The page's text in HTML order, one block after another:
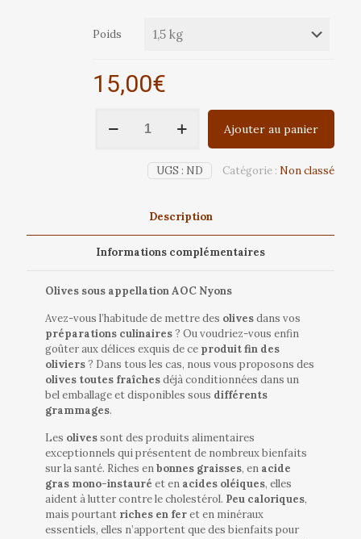
Poids
15,00€
Ajouter au panier
UGS : ND Catégorie : Non classé
Description
Informations complémentaires
Olives sous appellation AOC Nyons
Avez-vous l’habitude de mettre des olivesdans vos
préparations culinaires ? Ou voudriez-vous enfin
goûter aux délices exquis de ce produit fin des
oliviers ? Dans tous les cas, nous vous proposons des
olives toutes fraîchesdéjà conditionnées dans un
bel emballage et disponibles sous différents
grammages.
Les olivessont des produits alimentaires
exceptionnels qui présentent de nombreux bienfaits
sur la santé. Riches enbonnes graisses, en acide
gras mono-instauré et en acides oléiques, elles
aident à lutter contre le cholestérol. Peu caloriques,
mais pourtant riches en feret en minéraux
essentiels, elles n’apportent que des bienfaits pour